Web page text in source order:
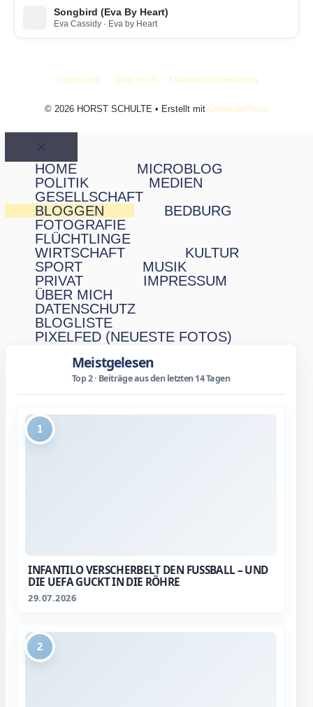
Songbird (Eva By Heart)
Eva Cassidy · Eva by Heart
Impressum Über mich Datenschutzerklärung
© 2026 HORST SCHULTE • Erstellt mit GeneratePress
Schließen
HOME
MICROBLOG
POLITIK
MEDIEN
GESELLSCHAFT
BLOGGEN
BEDBURG
FOTOGRAFIE
FLÜCHTLINGE
WIRTSCHAFT
KULTUR
SPORT
MUSIK
PRIVAT
IMPRESSUM
ÜBER MICH
DATENSCHUTZ
BLOGLISTE
PIXELFED (NEUESTE FOTOS)
Meistgelesen
Top 2 · Beiträge aus den letzten 14 Tagen
1
INFANTILO VERSCHERBELT DEN FUSSBALL – UND D
IE UEFA GUCKT IN DIE RÖHRE
29.07.2026
2